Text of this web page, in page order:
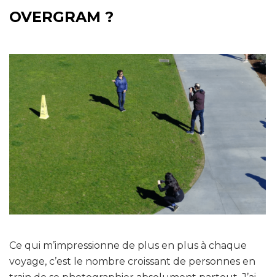
OVERGRAM ?
Ce qui m’impressionne de plus en plus à chaque
voyage, c’est le nombre croissant de personnes en